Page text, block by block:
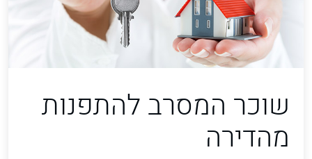
שוכר המסרב להתפנות
מהדירה